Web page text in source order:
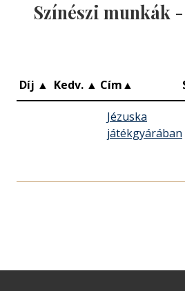
Színészi munkák -
Díj ▲ Kedv. ▲ Cím▲
Jézuska
játékgyárában